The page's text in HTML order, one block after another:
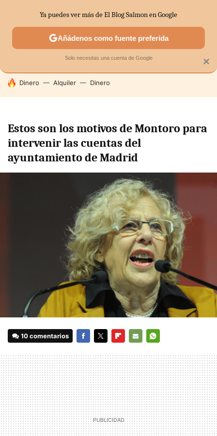
SECTORES ECONOMÍA DOMÉSTICA MERCADOS
HOY SE HABLA DE
Dinero Alquiler Dinero
Estos son los motivos de Montoro para
intervenir las cuentas del
ayuntamiento de Madrid
10 comentarios
MAIL
×
Ya puedes ver más de El Blog Salmon en Google
Añádenos como fuente preferida
Solo necesitas una cuenta de Google